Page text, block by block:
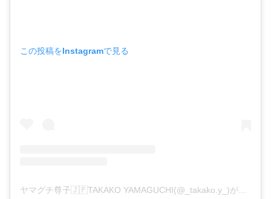
この投稿をInstagramで見る
ヤマグチ尊子🇯🇵TAKAKO YAMAGUCHI(@_takako.y_)がシェアした投稿